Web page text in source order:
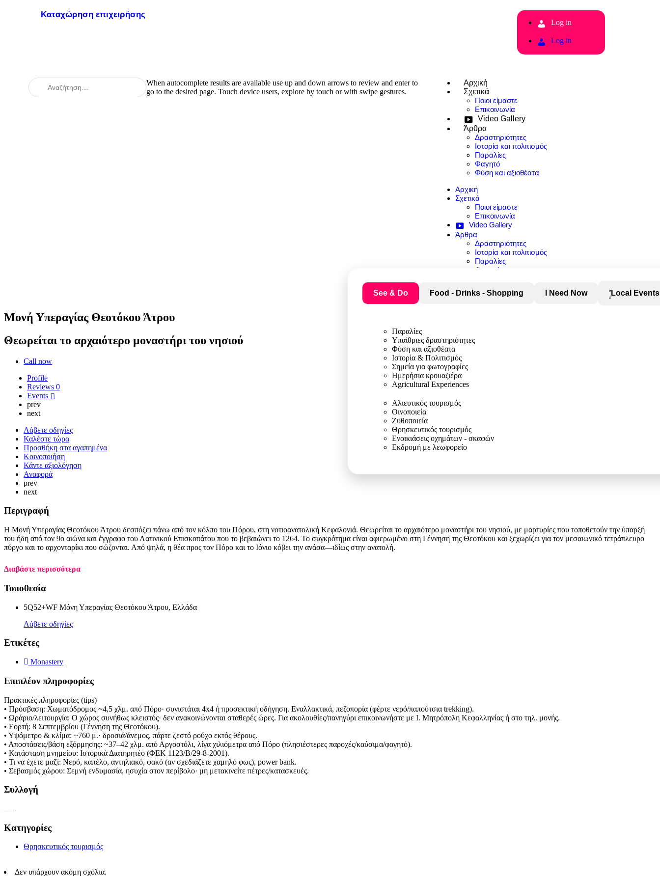
Καταχώρηση επιχειρήσης
Log in
Log in
When autocomplete results are available use up and down arrows to review and enter to
go to the desired page. Touch device users, explore by touch or with swipe gestures.
Αρχική
Σχετικά
Ποιοι είμαστε
Επικοινωνία
Video Gallery
Άρθρα
Δραστηριότητες
Ιστορία και πολιτισμός
Παραλίες
Φαγητό
Φύση και αξιοθέατα
Αρχική
Σχετικά
Ποιοι είμαστε
Επικοινωνία
Video Gallery
Άρθρα
Δραστηριότητες
Ιστορία και πολιτισμός
Παραλίες
Φαγητό
See & Do
Food - Drinks - Shopping I Need Now Local Events
Παραλίες
Υπαίθριες δραστηριότητες
Φύση και αξιοθέατα
Ιστορία & Πολιτισμός
Σημεία για φωτογραφίες
Ημερήσια κρουαζιέρα
Agricultural Experiences
Αλιευτικός τουρισμός
Οινοποιεία
Ζυθοποιεία
Θρησκευτικός τουρισμός
Ενοικιάσεις οχημάτων - σκαφών
Εκδρομή με λεωφορείο
Μονή Υπεραγίας Θεοτόκου Άτρου
Θεωρείται το αρχαιότερο μοναστήρι του νησιού
Call now
Profile
Reviews 0
Events
prev
next
Λάβετε οδηγίες
Καλέστε τώρα
Προσθήκη στα αγαπημένα
Κοινοποιήση
Κάντε αξιολόγηση
Αναφορά
prev
next
Περιγραφή
Η Μονή Υπεραγίας Θεοτόκου Άτρου δεσπόζει πάνω από τον κόλπο του Πόρου, στη νοτιοανατολική Κεφαλονιά. Θεωρείται το αρχαιότερο μοναστήρι του νησιού, με μαρτυρίες που τοποθετούν την ύπαρξή
του ήδη από τον 9ο αιώνα και έγγραφο του Λατινικού Επισκοπάτου που το βεβαιώνει το 1264. Το συγκρότημα είναι αφιερωμένο στη Γέννηση της Θεοτόκου και ξεχωρίζει για τον μεσαιωνικό τετράπλευρο
πύργο και το αρχονταρίκι που σώζονται. Από ψηλά, η θέα προς τον Πόρο και το Ιόνιο κόβει την ανάσα—ιδίως στην ανατολή.
Διαβάστε περισσότερα
Τοποθεσία
5Q52+WF Μόνη Υπεραγίας Θεοτόκου Άτρου, Ελλάδα
Λάβετε οδηγίες
Ετικέτες
Monastery
Επιπλέον πληροφορίες
Πρακτικές πληροφορίες (tips)
• Πρόσβαση: Χωματόδρομος ~4,5 χλμ. από Πόρο· συνιστάται 4x4 ή προσεκτική οδήγηση. Εναλλακτικά, πεζοπορία (φέρτε νερό/παπούτσια trekking).
• Ωράριο/λειτουργία: Ο χώρος συνήθως κλειστός· δεν ανακοινώνονται σταθερές ώρες. Για ακολουθίες/πανηγύρι επικοινωνήστε με Ι. Μητρόπολη Κεφαλληνίας ή στο τηλ. μονής.
• Εορτή: 8 Σεπτεμβρίου (Γέννηση της Θεοτόκου).
• Υψόμετρο & κλίμα: ~760 μ.· δροσιά/άνεμος, πάρτε ζεστό ρούχο εκτός θέρους.
• Αποστάσεις/βάση εξόρμησης: ~37–42 χλμ. από Αργοστόλι, λίγα χιλιόμετρα από Πόρο (πλησιέστερες παροχές/καύσιμα/φαγητό).
• Κατάσταση μνημείου: Ιστορικά Διατηρητέο (ΦΕΚ 1123/Β/29-8-2001).
• Τι να έχετε μαζί: Νερό, καπέλο, αντηλιακό, φακό (αν σχεδιάζετε χαμηλό φως), power bank.
• Σεβασμός χώρου: Σεμνή ενδυμασία, ησυχία στον περίβολο· μη μετακινείτε πέτρες/κατασκευές.
Συλλογή
Κατηγορίες
Θρησκευτικός τουρισμός
Δεν υπάρχουν ακόμη σχόλια.